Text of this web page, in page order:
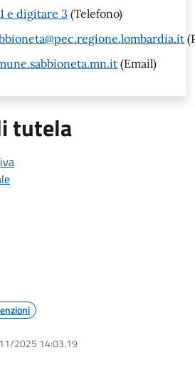
e digitare 3 (Telefono)
(Email)
tutela
2025 14:03.19